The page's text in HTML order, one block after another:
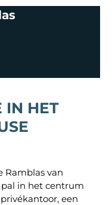
IN HET
Ramblas van
pal in het centrum
een